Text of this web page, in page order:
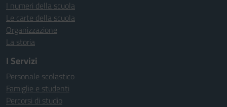
I numeri della scuola
Le carte della scuola
Organizzazione
La storia
I Servizi
Personale scolastico
Famiglie e studenti
Percorsi di studio